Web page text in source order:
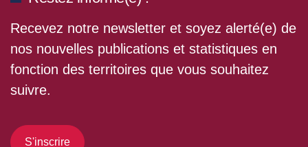
Recevez notre newsletter et soyez alerté(e) de
nos nouvelles publications et statistiques en
fonction des territoires que vous souhaitez
suivre.
S'inscrire